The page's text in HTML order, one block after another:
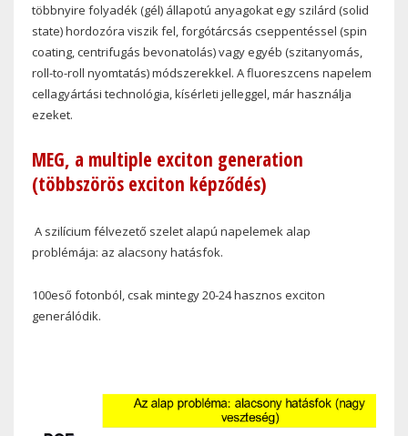
többnyire folyadék (gél) állapotú anyagokat egy szilárd (solid
state) hordozóra viszik fel, forgótárcsás cseppentéssel (spin
coating, centrifugás bevonatolás) vagy egyéb (szitanyomás,
roll-to-roll nyomtatás) módszerekkel. A fluoreszcens napelem
cellagyártási technológia, kísérleti jelleggel, már használja
ezeket.
MEG, a multiple exciton generation
(többszörös exciton képződés)
A szilícium félvezető szelet alapú napelemek alap
problémája: az alacsony hatásfok.
100eső fotonból, csak mintegy 20-24 hasznos exciton
generálódik.